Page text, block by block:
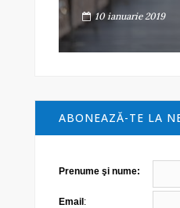
10 ianuarie 2019
ABONEAZĂ-TE LA
Prenume şi nume:
Email :